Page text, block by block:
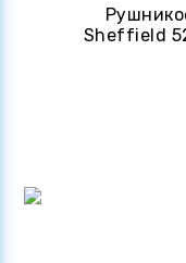
Sheffield